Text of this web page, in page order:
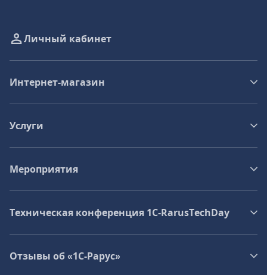
Личный кабинет
Интернет-магазин
Услуги
Мероприятия
Техническая конференция 1C‑RarusTechDay
Отзывы об «1С-Рарус»